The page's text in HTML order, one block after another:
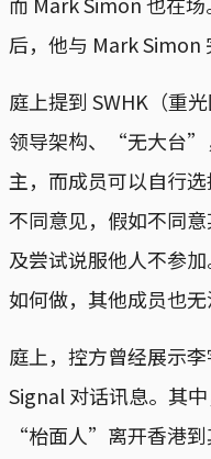
后，他与 Mark Simon
庭上提到 SWHK（重
领导架构、“无大台”
主，而成员可以自行
不同意见，假如不同
及尝试说服他人不参
如何做，其他成员也无
庭上，控方曾经展示
Signal 对话讯息。其
“枱面人”离开香港